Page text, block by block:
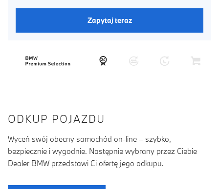
Zapytaj teraz
ODKUP POJAZDU
Wyceń swój obecny samochód on-line – szybko,
bezpiecznie i wygodnie. Następnie wybrany przez Ciebie
Dealer BMW przedstawi Ci ofertę jego odkupu.